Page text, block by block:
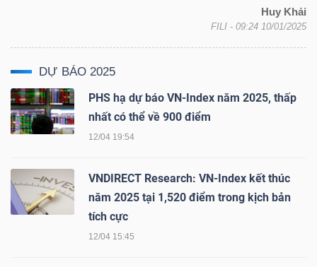
Huy Khải
FILI - 09:24 10/01/2025
DỰ BÁO 2025
PHS hạ dự báo VN-Index năm 2025, thấp
nhất có thể về 900 điểm
12/04 19:54
VNDIRECT Research: VN-Index kết thúc
năm 2025 tại 1,520 điểm trong kịch bản
tích cực
12/04 15:45
TIÊU
DÙNG
THIẾT